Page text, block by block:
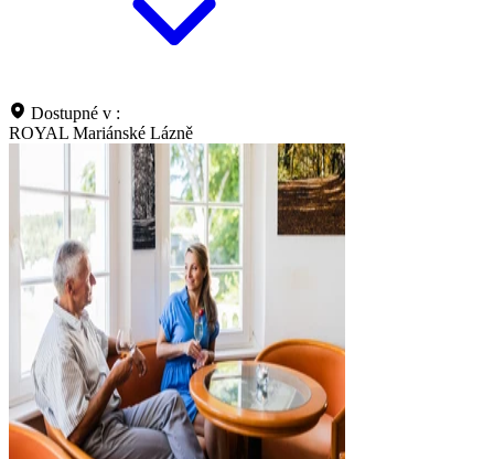
Dostupné v :
ROYAL Mariánské Lázně